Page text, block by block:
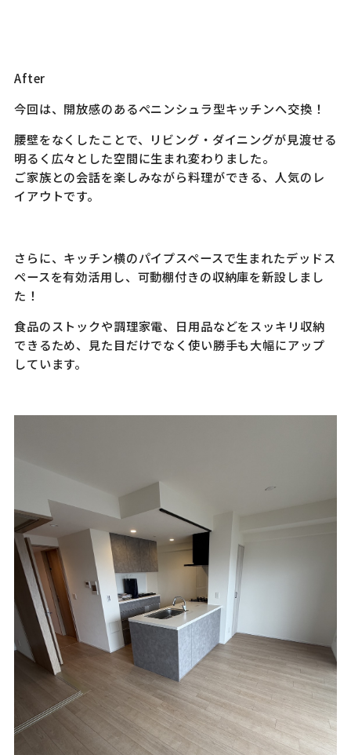
After
今回は、開放感のあるペニンシュラ型キッチンへ交換！
腰壁をなくしたことで、リビング・ダイニングが見渡せる
明るく広々とした空間に生まれ変わりました。
ご家族との会話を楽しみながら料理ができる、人気のレ
イアウトです。
さらに、キッチン横のパイプスペースで生まれたデッドス
ペースを有効活用し、可動棚付きの収納庫を新設しまし
た！
食品のストックや調理家電、日用品などをスッキリ収納
できるため、見た目だけでなく使い勝手も大幅にアップ
しています。